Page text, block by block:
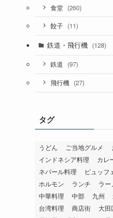
食堂 (260)
餃子 (11)
鉄道・飛行機 (128)
鉄道 (97)
飛行機 (27)
タグ
うどん ご当地グルメ
インドネシア料理
カレ
ネパール料理
ビュッフ
ホルモン
ランチ ラー
中華料理
中部 九州
台湾料理
商店街 大田